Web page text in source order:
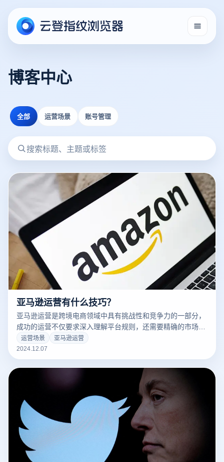
博客中心
全部 运营场景 账号管理
亚马逊运营有什么技巧？
亚马逊运营是跨境电商领域中具有挑战性和竞争力的一部分，
成功的运营不仅要求深入理解平台规则，还需要精确的市场定
位和优化措施。掌握有效的亚马逊运营技巧能够帮助卖家提升
店铺曝光率，增加销量，并保持客户的高满意度。以下是一些
亚马逊运营技巧，帮助卖家在竞争激烈的市场中脱颖而出：
运营场景
亚马逊运营
2024.12.07